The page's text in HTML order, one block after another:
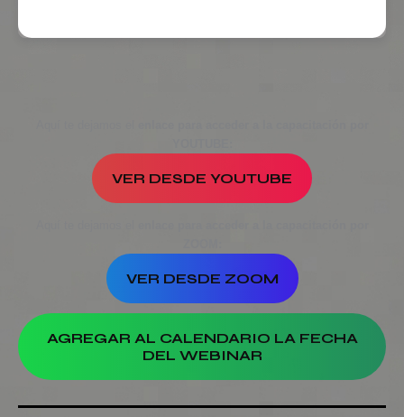
VER DESDE YOUTUBE
VER DESDE ZOOM
AGREGAR AL CALENDARIO LA FECHA
DEL WEBINAR